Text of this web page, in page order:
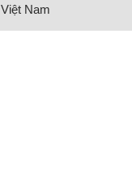
Việt Nam